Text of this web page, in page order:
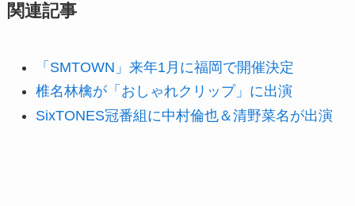
関連記事
「SMTOWN」来年1月に福岡で開催決定
椎名林檎が「おしゃれクリップ」に出演
SixTONES冠番組に中村倫也＆清野菜名が出演